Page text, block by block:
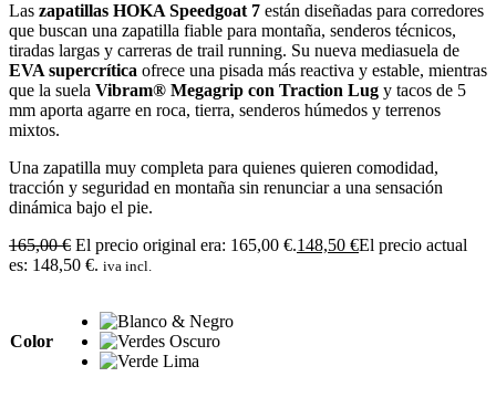
Las zapatillas HOKA Speedgoat 7 están diseñadas para corredores
que buscan una zapatilla fiable para montaña, senderos técnicos,
tiradas largas y carreras de trail running. Su nueva mediasuela de
EVA supercrítica ofrece una pisada más reactiva y estable, mientras
que la suela Vibram® Megagrip con Traction Lug y tacos de 5
mm aporta agarre en roca, tierra, senderos húmedos y terrenos
mixtos.
Una zapatilla muy completa para quienes quieren comodidad,
tracción y seguridad en montaña sin renunciar a una sensación
dinámica bajo el pie.
165,00€ El precio original era: 165,00 €.148,50 €El precio actual
es: 148,50 €. iva incl.
Color